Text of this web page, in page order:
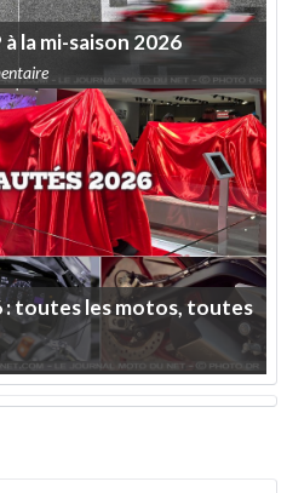
àlami-saison 2026
:touteslesmotos,toutes